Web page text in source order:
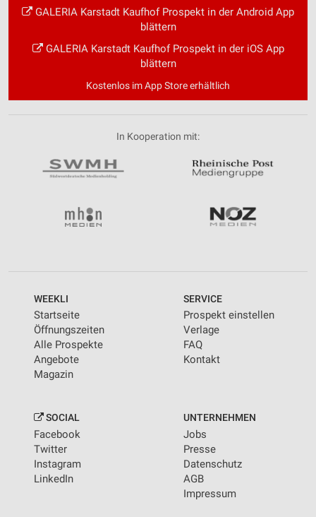
GALERIA Karstadt Kaufhof Prospekt in der Android App
blättern
GALERIA Karstadt Kaufhof Prospekt in der iOS App
blättern
Kostenlos im App Store erhältlich
In Kooperation mit:
WEEKLI
Startseite
Öffnungszeiten
Alle Prospekte
Angebote
Magazin
SERVICE
Prospekt einstellen
Verlage
FAQ
Kontakt
SOCIAL
Facebook
Twitter
Instagram
LinkedIn
UNTERNEHMEN
Jobs
Presse
Datenschutz
AGB
Impressum